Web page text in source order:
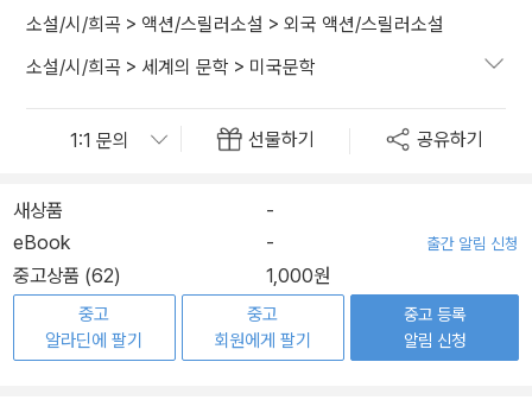
소설/시/희곡 > 액션/스릴러소설 > 외국 액션/스릴러소설
소설/시/희곡 > 세계의 문학 > 미국문학
선물하기 공유하기
새상품
-
eBook
- 출간 알림 신청
중고상품 (62) 1,000원
중고
알라딘에 팔기
중고
회원에게 팔기
중고 등록
알림 신청